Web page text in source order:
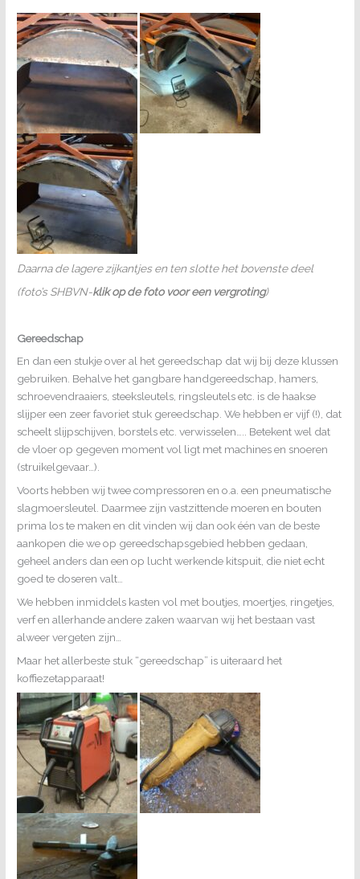
Daarna de lagere zijkantjes en ten slotte het bovenste deel
(foto’s SHBVN-klik op de foto voor een vergroting)
Gereedschap
En dan een stukje over al het gereedschap dat wij bij deze klussen
gebruiken. Behalve het gangbare handgereedschap, hamers,
schroevendraaiers, steeksleutels, ringsleutels etc. is de haakse
slijper een zeer favoriet stuk gereedschap. We hebben er vijf (!), dat
scheelt slijpschijven, borstels etc. verwisselen….. Betekent wel dat
de vloer op gegeven moment vol ligt met machines en snoeren
(struikelgevaar…).
Voorts hebben wij twee compressoren en o.a. een pneumatische
slagmoersleutel. Daarmee zijn vastzittende moeren en bouten
prima los te maken en dit vinden wij dan ook één van de beste
aankopen die we op gereedschapsgebied hebben gedaan,
geheel anders dan een op lucht werkende kitspuit, die niet echt
goed te doseren valt…
We hebben inmiddels kasten vol met boutjes, moertjes, ringetjes,
verf en allerhande andere zaken waarvan wij het bestaan vast
alweer vergeten zijn…
Maar het allerbeste stuk “gereedschap” is uiteraard het
koffiezetapparaat!